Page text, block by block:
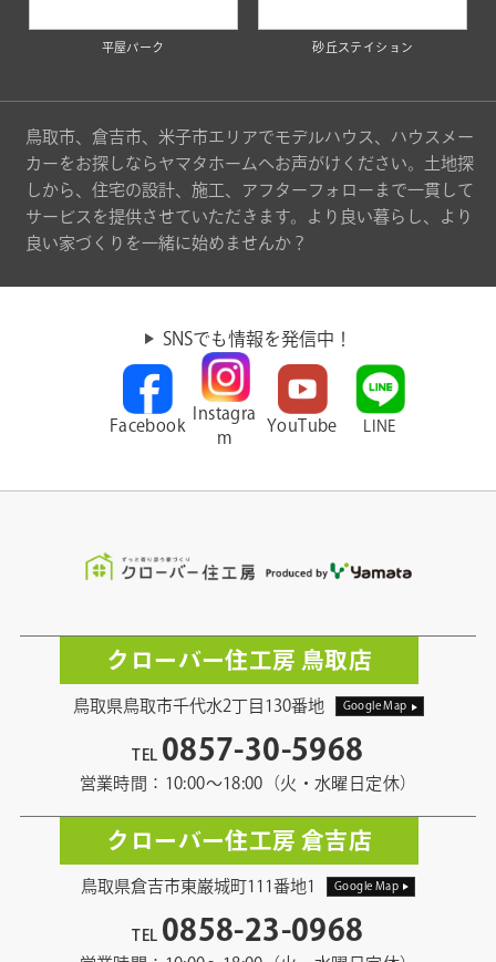
平屋パーク 砂丘ステイション
鳥取市、倉吉市、米子市エリアでモデルハウス、ハウスメー
カーをお探しならヤマタホームへお声がけください。土地探
しから、住宅の設計、施工、アフターフォローまで一貫して
サービスを提供させていただきます。より良い暮らし、より
良い家づくりを一緒に始めませんか？
SNSでも情報を発信中！
Facebook
Instagra
m
YouTube LINE
クローバー住工房 鳥取店
鳥取県鳥取市千代水2丁目130番地 Google Map
TEL 0857-30-5968
営業時間：10:00〜18:00（火・水曜日定休）
クローバー住工房 倉吉店
鳥取県倉吉市東巌城町111番地1 Google Map
TEL 0858-23-0968